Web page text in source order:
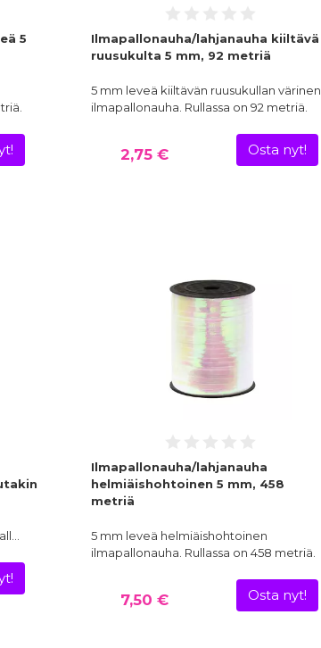
5
Ilmapallonauha/lahjanauha kiiltävä
ruusukulta 5 mm, 92 metriä
5 mm leveä kiiltävän ruusukullan värinen
ilmapallonauha. Rullassa on 92 metriä.
2,75 € Osta nyt!
Ilmapallonauha/lahjanauha
helmiäishohtoinen 5 mm, 458
metriä
5 mm leveä helmiäishohtoinen
ilmapallonauha. Rullassa on 458 metriä.
7,50 € Osta nyt!